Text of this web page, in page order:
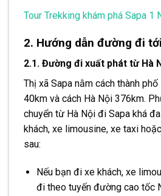
Tour Trekking khám phá Sapa 1
2. Hướng dẫn đường đi
2.1. Đường đi xuất phát từ Hà
Thị xã Sapa nằm cách thành
40km và cách Hà Nội 376km.
chuyển từ Hà Nội đi Sapa khá
khách, xe limousine, xe taxi
sau:
Nếu bạn đi xe khách, xe
đi theo tuyến đường cao tốc